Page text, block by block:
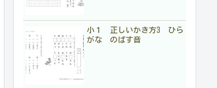
小１ 正しいかき方3 ひら
がな のばす音